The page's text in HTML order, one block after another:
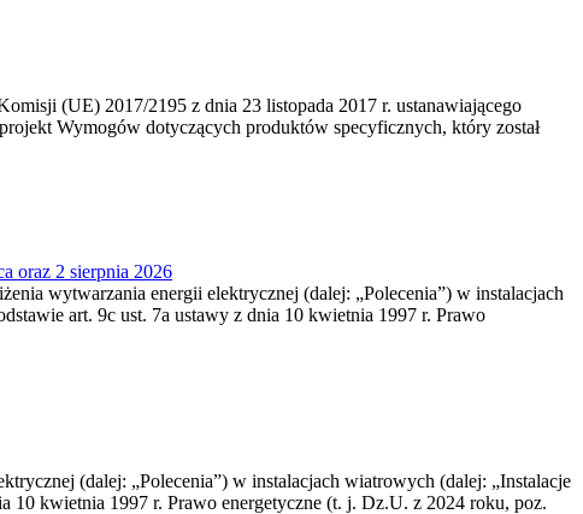
(UE) 2017/2195 z dnia 23‍ listopada 2017 r. ustanawiającego
Wymogów dotyczących produktów specyficznych, który został
oraz 2 sierpnia 2026
wytwarzania energii elektrycznej (dalej: „Polecenia”) w instalacjach
art. 9c ust. 7a ustawy z dnia 10 kwietnia 1997 r. Prawo
(dalej: „Polecenia”) w instalacjach wiatrowych (dalej: „Instalacje
10 kwietnia 1997 r. Prawo energetyczne (t. j. Dz.U. z 2024 roku, poz.